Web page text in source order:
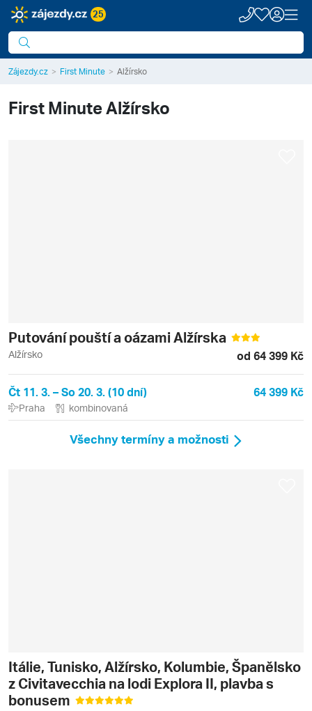
25
Zájezdy.cz First Minute Alžírsko
First MinuteAlžírsko
Putování pouští a oázami Alžírska
Alžírsko od 64 399 Kč
Čt 11. 3. – So 20. 3. (10 dní) 64 399 Kč
Praha kombinovaná
Všechny termíny a možnosti
Itálie, Tunisko, Alžírsko, Kolumbie, Španělsko
z Civitavecchia na lodi Explora II, plavba s
bonusem